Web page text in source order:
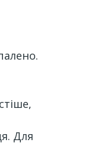
Для